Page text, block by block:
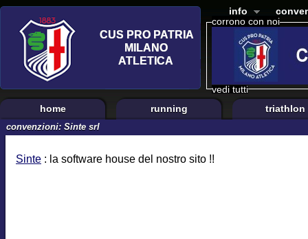
corrono con noi
vedi tutti
info
home running triathlon
convenzioni: Sinte srl
Sinte : la software house del nostro sito !!